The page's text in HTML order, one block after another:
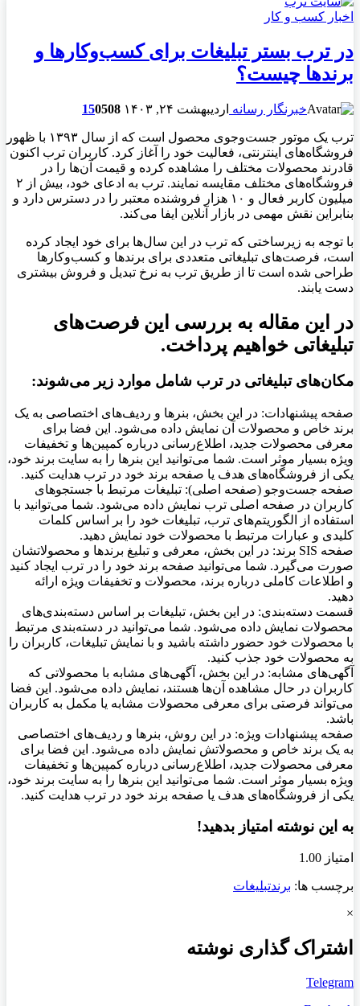
اخبار کسب و کار
در ترب بستر تبلیغات برای کسب‌وکارها و
برندها چیست؟
خبرنگار رسانه اردیبهشت ۲۴, ۱۴۰۳ 150508
ترب یک موتور جست‌وجوی محصول است که از سال ۱۳۹۳ با ظهور
فروشگاه‌های اینترنتی، فعالیت خود را آغاز کرد. کاربران ترب اکنون
قادرند محصولات مختلف را مشاهده کرده و قیمت آن‌ها را در
فروشگاه‌های مختلف مقایسه نمایند. ترب به ادعای خود، بیش از ۲
میلیون کاربر فعال و ۱۰ هزار فروشنده معتبر را در دسترس دارد و
بنابراین نقش مهمی در بازار آنلاین ایفا می‌کند.
با توجه به زیرساختی که ترب در این سال‌ها برای خود ایجاد کرده
است، فرصت‌های تبلیغاتی متعددی برای برندها و کسب‌وکارها
طراحی شده است تا از طریق ترب به نرخ تبدیل و فروش بیشتری
دست یابند.
در این مقاله به بررسی این فرصت‌های
تبلیغاتی خواهیم پرداخت.
مکان‌های تبلیغاتی در ترب شامل موارد زیر می‌شوند:
صفحه پیشنهادات: در این بخش، بنرها و ردیف‌های اختصاصی به یک
برند خاص و محصولات آن نمایش داده می‌شود. این فضا برای
معرفی محصولات جدید، اطلاع‌رسانی درباره کمپین‌ها و تخفیفات
ویژه بسیار موثر است. شما می‌توانید این بنرها را به سایت برند خود،
یکی از فروشگاه‌های هدف یا صفحه برند خود در ترب هدایت کنید.
صفحه جست‌وجو (صفحه اصلی): تبلیغات مرتبط با جستجوهای
کاربران در صفحه اصلی ترب نمایش داده می‌شود. شما می‌توانید با
استفاده از الگوریتم‌های ترب، تبلیغات خود را بر اساس کلمات
کلیدی و عبارات مرتبط با محصولات خود نمایش دهید.
صفحه SIS برند: در این بخش، معرفی و تبلیغ برندها و محصولاتشان
صورت می‌گیرد. شما می‌توانید صفحه برند خود را در ترب ایجاد کنید
و اطلاعات کاملی درباره برند، محصولات و تخفیفات ویژه ارائه
دهید.
قسمت دسته‌بندی: در این بخش، تبلیغات بر اساس دسته‌بندی‌های
محصولات نمایش داده می‌شود. شما می‌توانید در دسته‌بندی مرتبط
با محصولات خود حضور داشته باشید و با نمایش تبلیغات، کاربران را
به محصولات خود جذب کنید.
آگهی‌های مشابه: در این بخش، آگهی‌های مشابه با محصولاتی که
کاربران در حال مشاهده آن‌ها هستند، نمایش داده می‌شود. این فضا
می‌تواند فرصتی برای معرفی محصولات مشابه یا مکمل به کاربران
باشد.
صفحه پیشنهادات ویژه: در این روش، بنرها و ردیف‌های اختصاصی
به یک برند خاص و محصولاتش نمایش داده می‌شود. این فضا برای
معرفی محصولات جدید، اطلاع‌رسانی درباره کمپین‌ها و تخفیفات
ویژه بسیار موثر است. شما می‌توانید این بنرها را به سایت برند خود،
یکی از فروشگاه‌های هدف یا صفحه برند خود در ترب هدایت کنید.
به این نوشته امتیاز بدهید!
امتیاز 1.00
برچسب ها: برندتبلیغات
×
اشتراک گذاری نوشته
Telegram